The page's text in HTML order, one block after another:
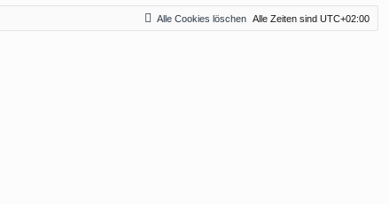
Alle Zeiten sind UTC+02:00
Alle Cookies löschen